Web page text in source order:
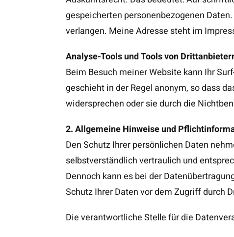
gespeicherten personenbezogenen
verlangen. Meine Adresse steht im
Analyse-Tools und Tools von
Beim Besuch meiner Website kann Ihr
geschieht in der Regel anonym, so dass
widersprechen oder sie durch die
2. Allgemeine Hinweise und
Den Schutz Ihrer persönlichen Daten
selbstverständlich vertraulich und
Dennoch kann es bei der
Schutz Ihrer Daten vor dem Zugriff durch
Die verantwortliche Stelle für die